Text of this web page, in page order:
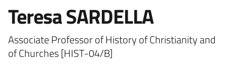
Teresa SARDELLA
Associate Professor of History of Christianity and
of Churches [HIST-04/B]